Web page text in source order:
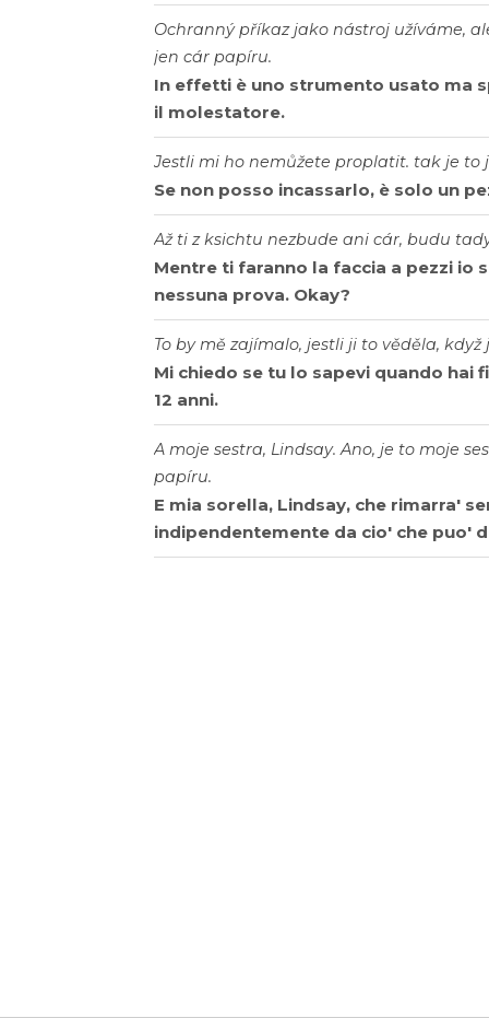
Ochranný příkaz jako nástroj užíváme,
jen cár papíru.
In effetti è uno strumento usato ma
il molestatore.
Jestli mi ho nemůžete proplatit. tak je to
Se non posso incassarlo, è solo un
Až ti z ksichtu nezbude ani cár, budu
Mentre ti faranno la faccia a pezzi io
nessuna prova. Okay?
To by mě zajímalo, jestli ji to věděla,
Mi chiedo se tu lo sapevi quando
12 anni.
A moje sestra, Lindsay. Ano, je to moje
papíru.
E mia sorella, Lindsay, che rimarra'
indipendentemente da cio' che puo'